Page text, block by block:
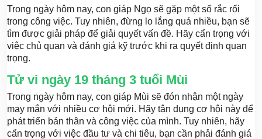
Trong ngày hôm nay, con giáp Ngọ sẽ gặp một số rắc rối
trong công việc. Tuy nhiên, đừng lo lắng quá nhiều, bạn sẽ
tìm được giải pháp để giải quyết vấn đề. Hãy cẩn trọng với
việc chủ quan và đánh giá kỹ trước khi ra quyết định quan
trọng.
Tử vi ngày 19 tháng 3 tuổi Mùi
Trong ngày hôm nay, con giáp Mùi sẽ đón nhận một ngày
may mắn với nhiều cơ hội mới. Hãy tận dụng cơ hội này để
phát triển bản thân và công việc của mình. Tuy nhiên, hãy
cẩn trọng với việc đầu tư và chi tiêu, bạn cần phải đánh giá